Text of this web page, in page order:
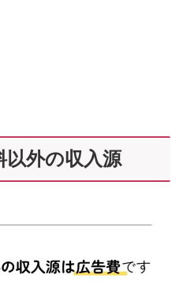
以外の収入源